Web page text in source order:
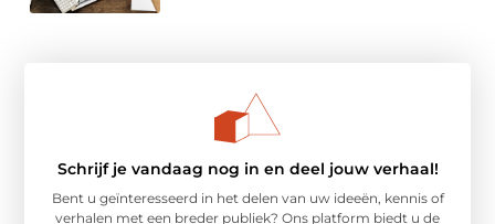
Schrijf je vandaag nog in en deel jouw verhaal!
Bent u geïnteresseerd in het delen van uw ideeën, kennis of
verhalen met een breder publiek? Ons platform biedt u de